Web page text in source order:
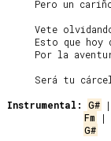
Instrumental:
G# |
Fm |
G#